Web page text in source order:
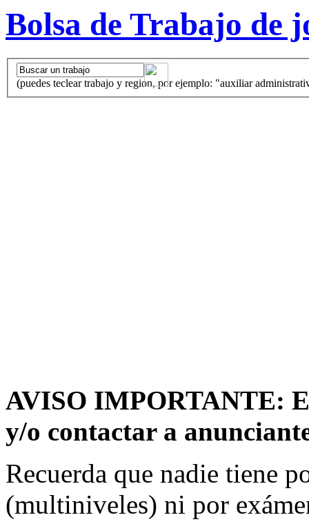
Bolsa de Trabajo de
(puedes teclear trabajo y region, por ejemplo: "auxiliar
AVISO IMPORTANTE:
y/o contactar a
Recuerda que nadie tiene
(multiniveles) ni por